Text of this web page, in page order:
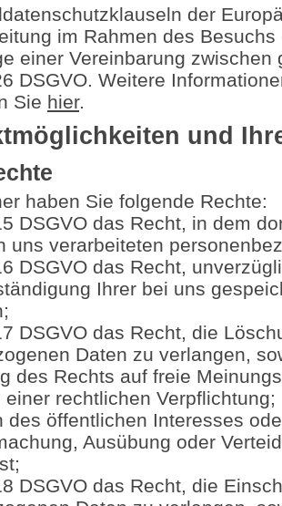
der
im Rahmen des
einer Vereinbarung
DSGVO. Weitere
Sie hier.
und
haben Sie folgende Rechte:
DSGVO das Recht, in dem
uns verarbeiteten
DSGVO das Recht,
Ihrer bei uns
DSGVO das Recht, die
Daten zu verlangen,
des Rechts auf freie
einer rechtlichen Verpflichtung;
des öffentlichen Interesses
Ausübung oder
DSGVO das Recht, die